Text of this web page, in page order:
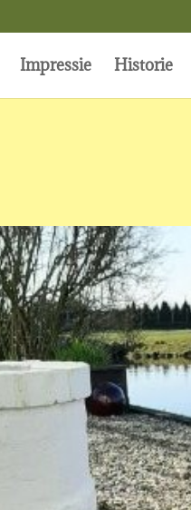
Impressie Historie